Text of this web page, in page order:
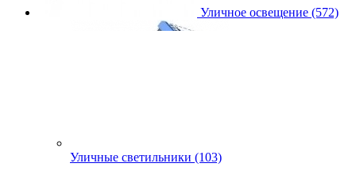
Уличное освещение (572)
Уличные светильники (103)